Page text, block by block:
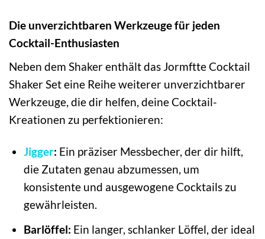
Die unverzichtbaren Werkzeuge für jeden
Cocktail-Enthusiasten
Neben dem Shaker enthält das Jormftte Cocktail
Shaker Set eine Reihe weiterer unverzichtbarer
Werkzeuge, die dir helfen, deine Cocktail-
Kreationen zu perfektionieren:
Jigger: Ein präziser Messbecher, der dir hilft,
die Zutaten genau abzumessen, um
konsistente und ausgewogene Cocktails zu
gewährleisten.
Barlöffel: Ein langer, schlanker Löffel, der ideal